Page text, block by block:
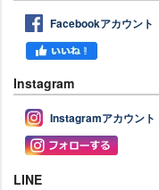
Facebookアカウント
Instagram
Instagramアカウント
LINE